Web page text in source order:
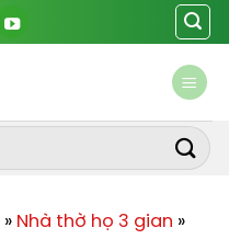
» Nhà thờ họ 3 gian »